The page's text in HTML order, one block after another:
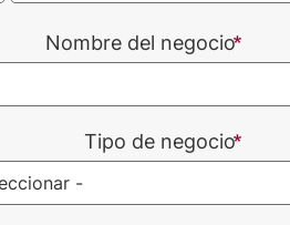
Nombre del negocio
Tipo de negocio